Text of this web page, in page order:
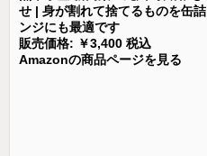
せ | 身が割れて捨てるものを缶
ンジにも最適です
販売価格: ￥3,400 税込
Amazonの商品ページを見る